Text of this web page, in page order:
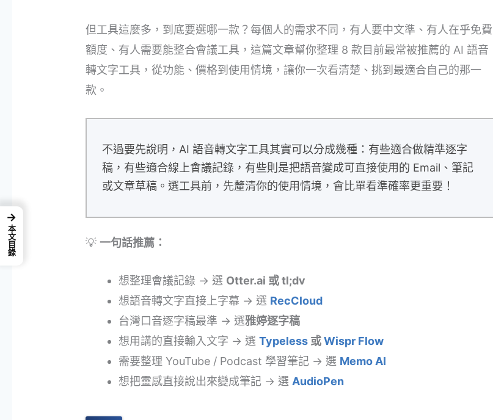
但工具這麼多，到底要選哪一款？每個人的需求不同，有人要中文準、有人在乎免費
額度、有人需要能整合會議工具，這篇文章幫你整理 8 款目前最常被推薦的 AI 語音
轉文字工具，從功能、價格到使用情境，讓你一次看清楚、挑到最適合自己的那一
款。
不過要先說明，AI 語音轉文字工具其實可以分成幾種：有些適合做精準逐字
稿，有些適合線上會議記錄，有些則是把語音變成可直接使用的 Email、筆記
或文章草稿。選工具前，先釐清你的使用情境，會比單看準確率更重要！
💡一句話推薦：
想整理會議記錄 → 選 Otter.ai 或 tl;dv
想語音轉文字直接上字幕 → 選 RecCloud
台灣口音逐字稿最準 → 選雅婷逐字稿
想用講的直接輸入文字 → 選Typeless 或Wispr Flow
需要整理 YouTube / Podcast 學習筆記 → 選 Memo AI
想把靈感直接說出來變成筆記 → 選 AudioPen
→
本文目錄